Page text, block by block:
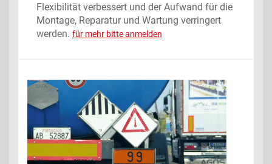
Flexibilität verbessert und der Aufwand für die
Montage, Reparatur und Wartung verringert
werden. für mehr bitte anmelden